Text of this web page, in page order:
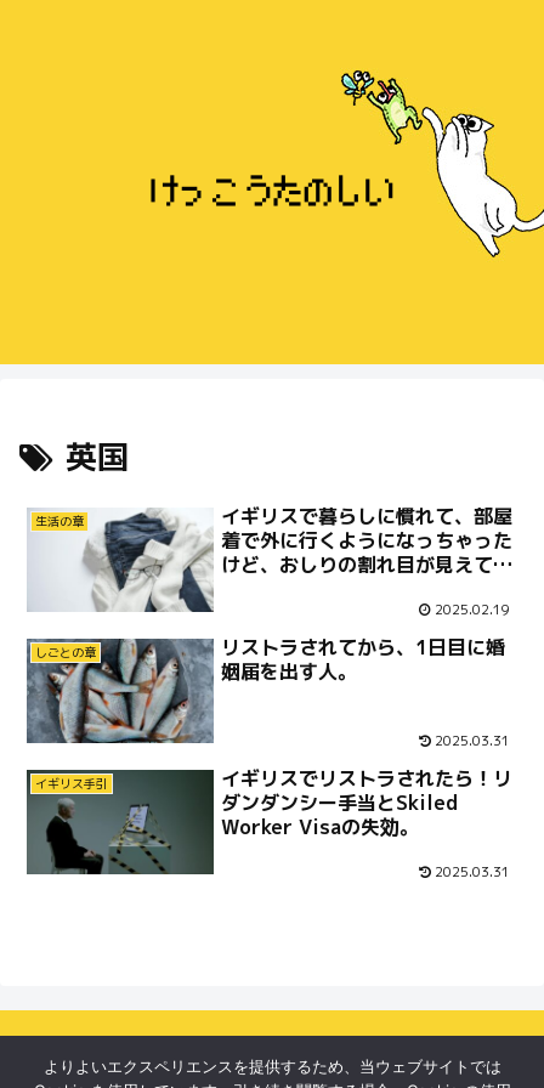
英国
生活の章
イギリスで暮らしに慣れて、部屋
着で外に行くようになっちゃった
けど、おしりの割れ目が見えてる
2025.02.19
しごとの章
リストラされてから、1日目に婚
姻届を出す人。
2025.03.31
イギリス手引
イギリスでリストラされたら！リ
ダンダンシー手当とSkiled
Worker Visaの失効。
2025.03.31
よりよいエクスペリエンスを提供するため、当ウェブサイトでは